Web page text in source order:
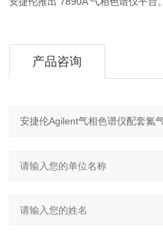
产品咨询